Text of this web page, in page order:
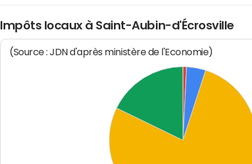
Impôts locaux à Saint-Aubin-d'Écrosville
(Source : JDN d'après ministère de l'Economie)